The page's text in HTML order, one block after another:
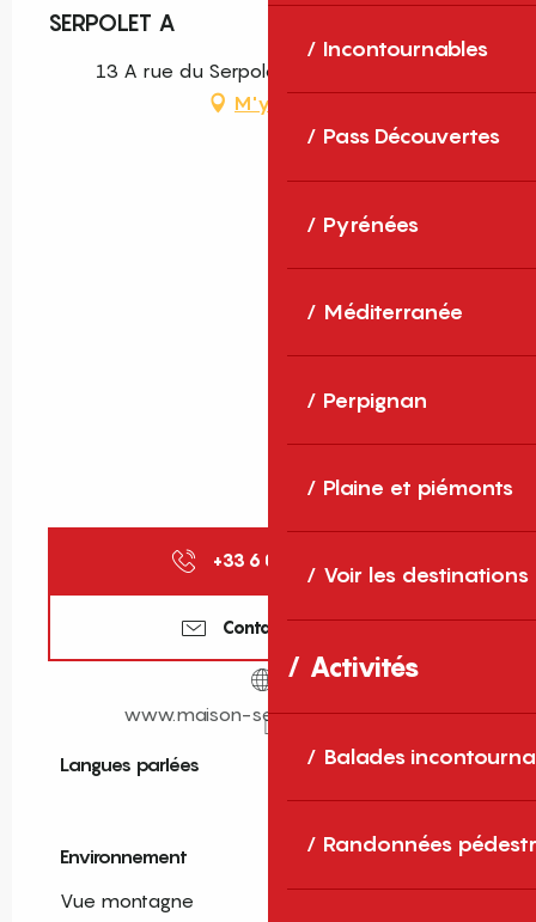
Incontournables
Pass Découvertes
Pyrénées
Méditerranée
Perpignan
Plaine et piémonts
Voir les destinations
Activités
Balades
Randonnées
SERPOLET A
13 A rue du Serpolet, 66160 Le Boulou
M'y rendre
+33 6 07 57 28
Contactez-nous
www.maison-serpolet-boulou.fr
Langues parlées
Langues parlées
Environnement
Environnement
Vue montagne